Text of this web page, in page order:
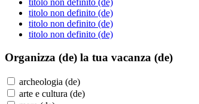
titolo non definito (de)
titolo non definito (de)
titolo non definito (de)
titolo non definito (de)
Organizza (de) la tua vacanza (de)
archeologia (de)
arte e cultura (de)